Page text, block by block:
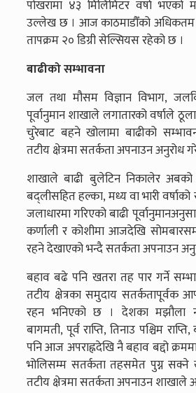
पोखरामा ४३ मिलिमिटर वर्षा भएको
उल्लेख छ । आज काठमाडौँको अधिकतम
तापक्रम २० डिग्री सेल्सियस रहेको छ ।
बाढीको सम्भावना
जल तथा मौसम विज्ञान विभाग,
पूर्वानुमान शाखाले लगातारको वर्षाले
चुरेबाट बहने खोलामा बाढीको
तटीय क्षेत्रमा सतर्कता अपनाउन अनुरोध
शाखाले बाढी बुलेटिन निकालेर
बद्लीसहित हल्का, मध्य वा भारी
जलाधारमा गरिएको बाढी
कर्णाली र कोशीमा आजदेखि
रहने देखाएको भन्दै सतर्कता अपनाउन
बहाव बढे पनि खतरा तह पार गर्ने
तटीय क्षेत्रका समुदाय सतर्कतापूर्वक
रहन भनिएको छ । देशका मझौला
बागमती, पूर्व राप्ति, तिनाउ पश्चिम
पनि आज अपराह्नदेखि नै बहाव बद्दो
भोलिसम्म सतर्कता तहसमेत पुग्न सक्ने
तटीय क्षेत्रमा सतर्कता अपनाउन शाखाले